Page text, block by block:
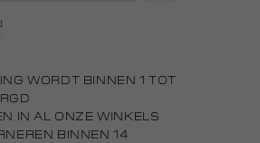
WORDT BINNEN 1 TOT
IN AL ONZE WINKELS
BINNEN 14